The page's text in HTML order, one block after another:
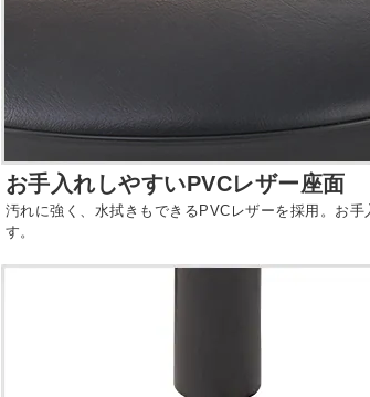
お手入れしやすいPVCレザー座面
汚れに強く、水拭きもできるPVCレザーを採用。お手
す。